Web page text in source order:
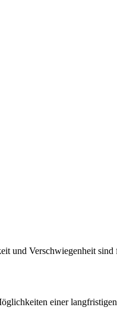
und Verschwiegenheit
einer